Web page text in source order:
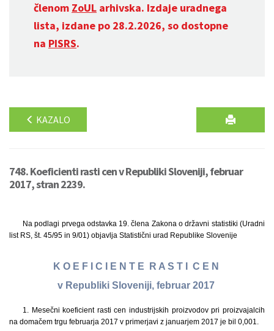
členom ZoUL arhivska. Izdaje uradnega
lista, izdane po 28.2.2026, so dostopne
na PISRS.
KAZALO
748. Koeficienti rasti cen v Republiki Sloveniji, februar
2017, stran 2239.
Na podlagi prvega odstavka 19. člena Zakona o državni statistiki (Uradni
list RS, št. 45/95 in 9/01) objavlja Statistični urad Republike Slovenije
K O E F I C I E N T E R A S T I C E N
v Republiki Sloveniji, februar 2017
1. Mesečni koeficient rasti cen industrijskih proizvodov pri proizvajalcih
na domačem trgu februarja 2017 v primerjavi z januarjem 2017 je bil 0,001.